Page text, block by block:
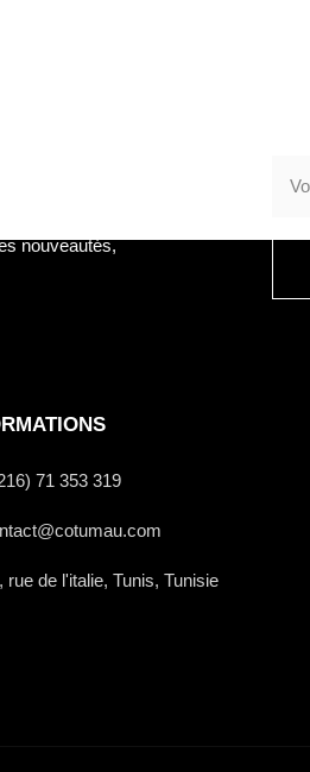
nouveautés,
71 353 319
rue de l'italie, Tunis, Tunisie